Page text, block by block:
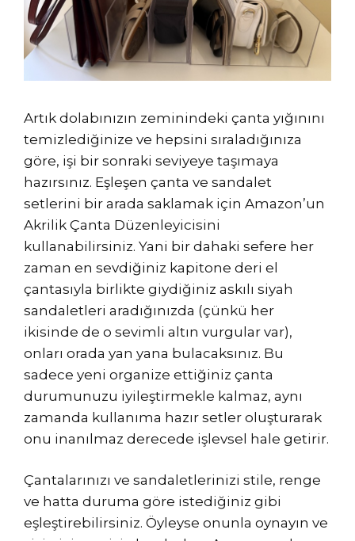
Artık dolabınızın zeminindeki çanta yığınını
temizlediğinize ve hepsini sıraladığınıza
göre, işi bir sonraki seviyeye taşımaya
hazırsınız. Eşleşen çanta ve sandalet
setlerini bir arada saklamak için Amazon’un
Akrilik Çanta Düzenleyicisini
kullanabilirsiniz. Yani bir dahaki sefere her
zaman en sevdiğiniz kapitone deri el
çantasıyla birlikte giydiğiniz askılı siyah
sandaletleri aradığınızda (çünkü her
ikisinde de o sevimli altın vurgular var),
onları orada yan yana bulacaksınız. Bu
sadece yeni organize ettiğiniz çanta
durumunuzu iyileştirmekle kalmaz, aynı
zamanda kullanıma hazır setler oluşturarak
onu inanılmaz derecede işlevsel hale getirir.
Çantalarınızı ve sandaletlerinizi stile, renge
ve hatta duruma göre istediğiniz gibi
eşleştirebilirsiniz. Öyleyse onunla oynayın ve